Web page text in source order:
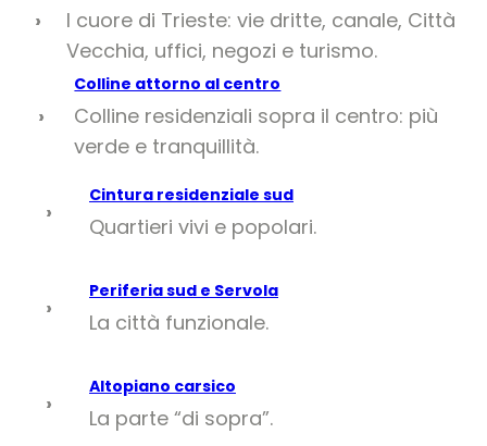
›
l cuore di Trieste: vie dritte, canale, Città
Vecchia, uffici, negozi e turismo.
›
Colline attorno al centro
Colline residenziali sopra il centro: più
verde e tranquillità.
›
Cintura residenziale sud
Quartieri vivi e popolari.
›
Periferia sud e Servola
La città funzionale.
›
Altopiano carsico
La parte “di sopra”.